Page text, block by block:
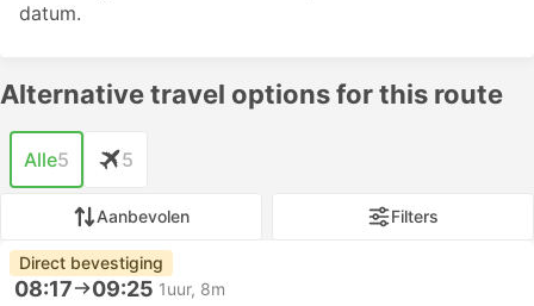
datum.
Alternative travel options for this route
Alle5 5
Aanbevolen Filters
Direct bevestiging
08:17 09:25 1uur, 8m